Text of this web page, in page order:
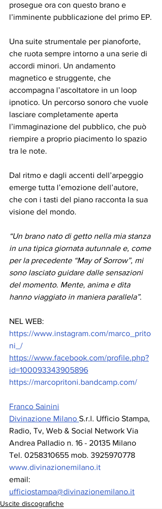
prosegue ora con questo brano e
l’imminente pubblicazione del primo EP.
Una suite strumentale per pianoforte,
che ruota sempre intorno a una serie di
accordi minori. Un andamento
magnetico e struggente, che
accompagna l’ascoltatore in un loop
ipnotico. Un percorso sonoro che vuole
lasciare completamente aperta
l’immaginazione del pubblico, che può
riempire a proprio piacimento lo spazio
tra le note.
Dal ritmo e dagli accenti dell’arpeggio
emerge tutta l’emozione dell’autore,
che con i tasti del piano racconta la sua
visione del mondo.
“Un brano nato di getto nella mia stanza
in una tipica giornata autunnale e, come
per la precedente “May of Sorrow”, mi
sono lasciato guidare dalle sensazioni
del momento. Mente, anima e dita
hanno viaggiato in maniera parallela”.
NEL WEB:
https://www.instagram.com/marco_prito
ni_/
https://www.facebook.com/profile.php?
id=100093343905896
https://marcopritoni.bandcamp.com/
Franco Sainini
Divinazione Milano S.r.l. Ufficio Stampa,
Radio, Tv, Web & Social Network Via
Andrea Palladio n. 16 - 20135 Milano
Tel. 0258310655 mob. 3925970778
www.divinazionemilano.it
email:
ufficiostampa@divinazionemilano.it
Uscite discografiche